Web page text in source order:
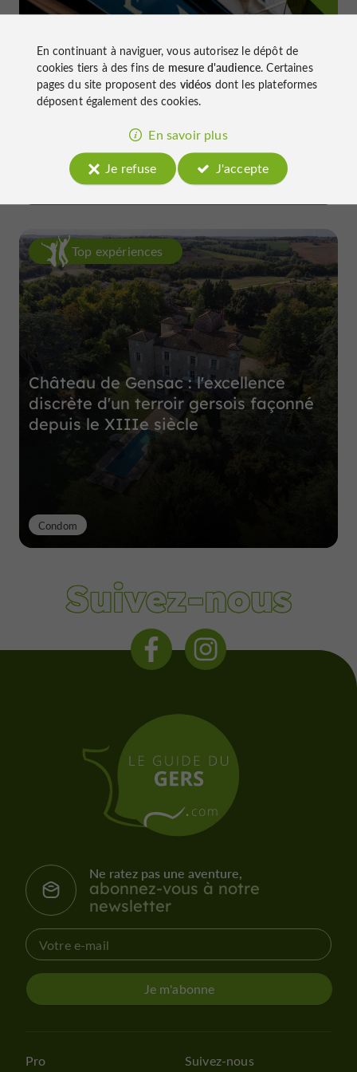
Le Daroles
à Auch
Top expériences
Château de Gensac : l'excellence
discrète d'un terroir gersois façonné
depuis le XIIIe siècle
Condom
Suivez-nous
Ne ratez pas une aventure,
abonnez-vous à notre
newsletter
Je m'abonne
Pro Suivez-nous
En continuant à naviguer, vous autorisez le dépôt de
cookies tiers à des fins de mesure d'audience. Certaines
pages du site proposent des vidéos dont les plateformes
déposent également des cookies.
En savoir plus
Je refuse
J'accepte